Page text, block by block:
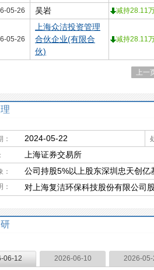
05-26 吴岩 减持28.11
05-26
上海众洁投资管理
合伙企业(有限合
伙)
减持28.11
上一
2024-05-22
上海证券交易所
公司持股5%以上股东深圳忠天创亿
对上海复洁环保科技股份有限公司
06-12 2026-06-10 2026-05-